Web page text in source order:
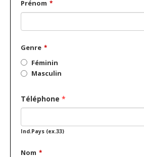
Prénom *
Genre *
Féminin
Masculin
Téléphone *
Ind.Pays (ex.33)
Nom *